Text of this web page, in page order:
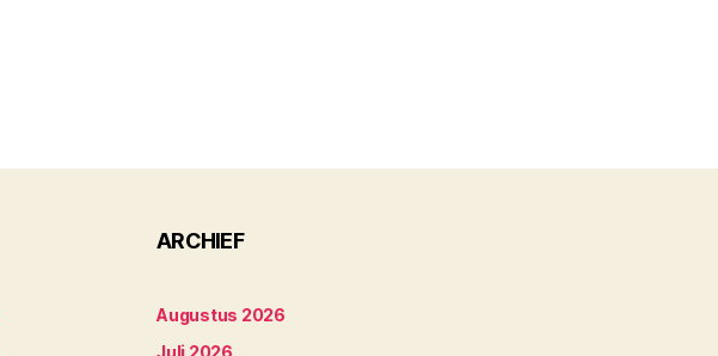
ARCHIEF
Augustus 2026